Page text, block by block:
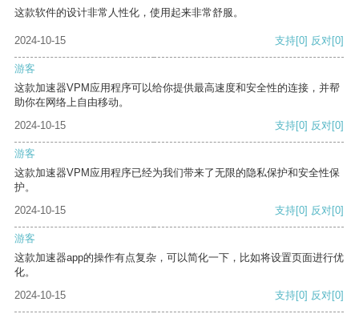
这款软件的设计非常人性化，使用起来非常舒服。
2024-10-15 支持[0] 反对[0]
游客
这款加速器VPM应用程序可以给你提供最高速度和安全性的连接，并帮
助你在网络上自由移动。
2024-10-15
支持[0] 反对[0]
游客
这款加速器VPM应用程序已经为我们带来了无限的隐私保护和安全性保
护。
2024-10-15
支持[0] 反对[0]
游客
这款加速器app的操作有点复杂，可以简化一下，比如将设置页面进行优
化。
2024-10-15
支持[0] 反对[0]